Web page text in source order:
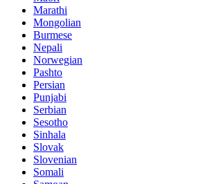
Marathi
Mongolian
Burmese
Nepali
Norwegian
Pashto
Persian
Punjabi
Serbian
Sesotho
Sinhala
Slovak
Slovenian
Somali